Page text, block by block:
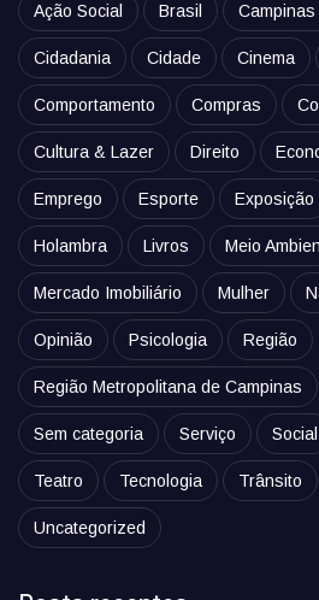
Ação Social Brasil Campinas
Cidadania Cidade Cinema
Comportamento Compras
Cultura & Lazer Direito
Emprego Esporte Exposição
Holambra Livros Meio
Mercado Imobiliário Mulher
Opinião Psicologia Região
Região Metropolitana de Campinas
Sem categoria Serviço Social
Teatro Tecnologia Trânsito
Uncategorized